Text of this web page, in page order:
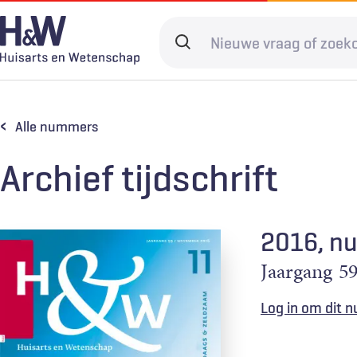
Overslaan
en
naar
gaan
Search
Digitale zorg Levenseinde
Alle nummers
Archief tijdschrift
2016,
Jaargang 59
Log in om dit